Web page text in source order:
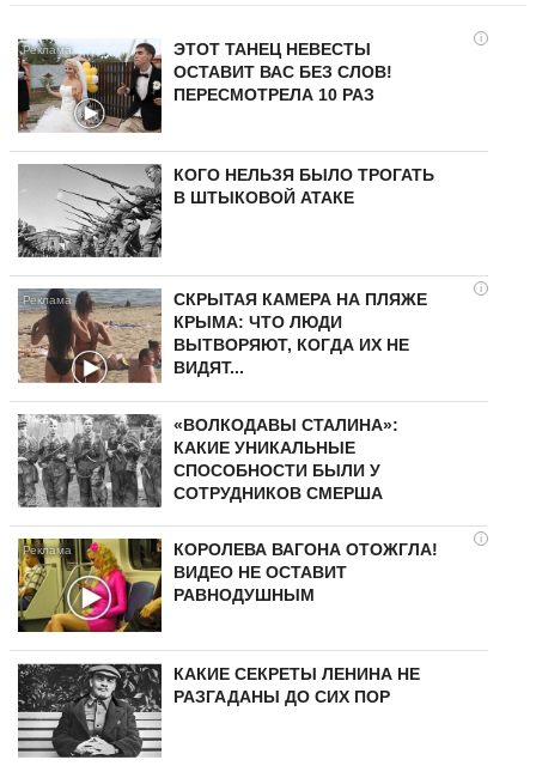
i
ЭТОТ ТАНЕЦ НЕВЕСТЫ
ОСТАВИТ ВАС БЕЗ СЛОВ!
ПЕРЕСМОТРЕЛА 10 РАЗ
КОГО НЕЛЬЗЯ БЫЛО ТРОГАТЬ
В ШТЫКОВОЙ АТАКЕ
i
СКРЫТАЯ КАМЕРА НА ПЛЯЖЕ
КРЫМА: ЧТО ЛЮДИ
ВЫТВОРЯЮТ, КОГДА ИХ НЕ
ВИДЯТ...
«ВОЛКОДАВЫ СТАЛИНА»:
КАКИЕ УНИКАЛЬНЫЕ
СПОСОБНОСТИ БЫЛИ У
СОТРУДНИКОВ СМЕРША
i
КОРОЛЕВА ВАГОНА ОТОЖГЛА!
ВИДЕО НЕ ОСТАВИТ
РАВНОДУШНЫМ
КАКИЕ СЕКРЕТЫ ЛЕНИНА НЕ
РАЗГАДАНЫ ДО СИХ ПОР